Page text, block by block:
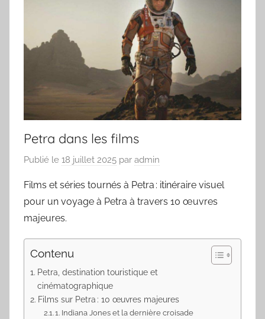
Petra dans les films
Publié le 18 juillet 2025 par admin
Films et séries tournés à Petra : itinéraire visuel
pour un voyage à Petra à travers 10 œuvres
majeures.
Contenu
Petra, destination touristique et
cinématographique
Films sur Petra : 10 œuvres majeures
1. Indiana Jones et la dernière croisade